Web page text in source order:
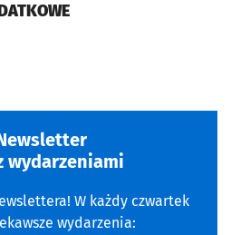
wydarzeniami
W każdy czwartek
wydarzenia: